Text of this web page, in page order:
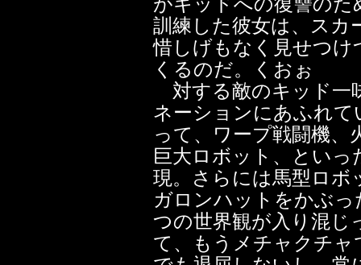
訓練した彼女は、スカ
惜しげもなく見せつけ
くるのだ。くおぉ
対する敵のキッド一
ネーションにあふれ
って、ワープ戦闘機、
巨大ロボット、といっ
現。さらには馬型ロボ
ガロンハットをかぶ
つの世界観が入り混じ
て、もうメチャクチ